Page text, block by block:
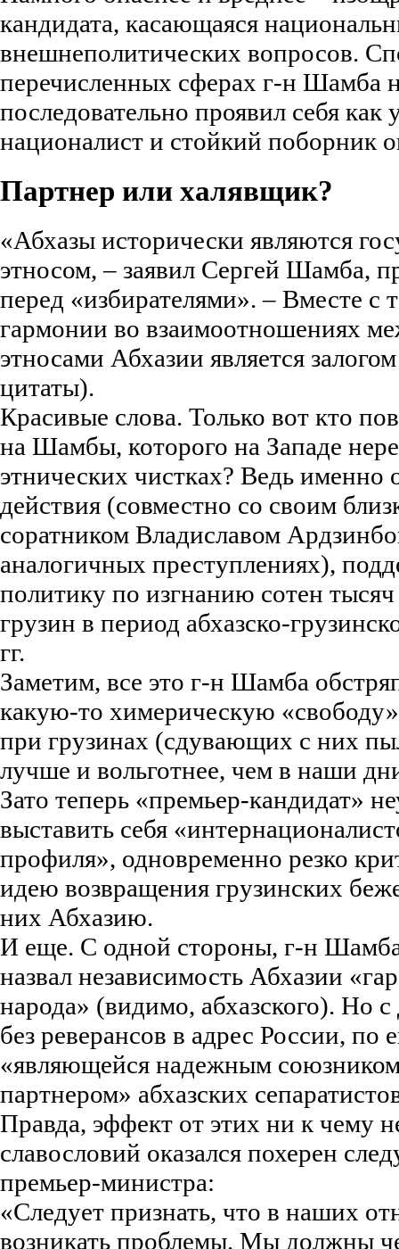
кандидата, касающаяся
внешнеполитических вопросов.
перечисленных сферах г-н Шамба
последовательно проявил себя
националист и стойкий поборник
Партнер или халявщик?
«Абхазы исторически являются
этносом, – заявил Сергей Шамба,
перед «избирателями». – Вместе с
гармонии во взаимоотношениях
этносами Абхазии является
цитаты).
Красивые слова. Только вот кто
на Шамбы, которого на Западе
этнических чистках? Ведь именно
действия (совместно со своим
соратником Владиславом
аналогичных преступлениях),
политику по изгнанию сотен
грузин в период абхазско-
гг.
Заметим, все это г-н Шамба
какую-то химерическую
при грузинах (сдувающих с них
лучше и вольготнее, чем в наши
Зато теперь «премьер-кандидат»
выставить себя
профиля», одновременно резко
идею возвращения грузинских
них Абхазию.
И еще. С одной стороны, г-н
назвал независимость Абхазии
народа» (видимо, абхазского). Но
без реверансов в адрес России, по
«являющейся надежным
партнером» абхазских
Правда, эффект от этих ни к чему
славословий оказался похерен
премьер-министра:
«Следует признать, что в наших
возникать проблемы. Мы должны